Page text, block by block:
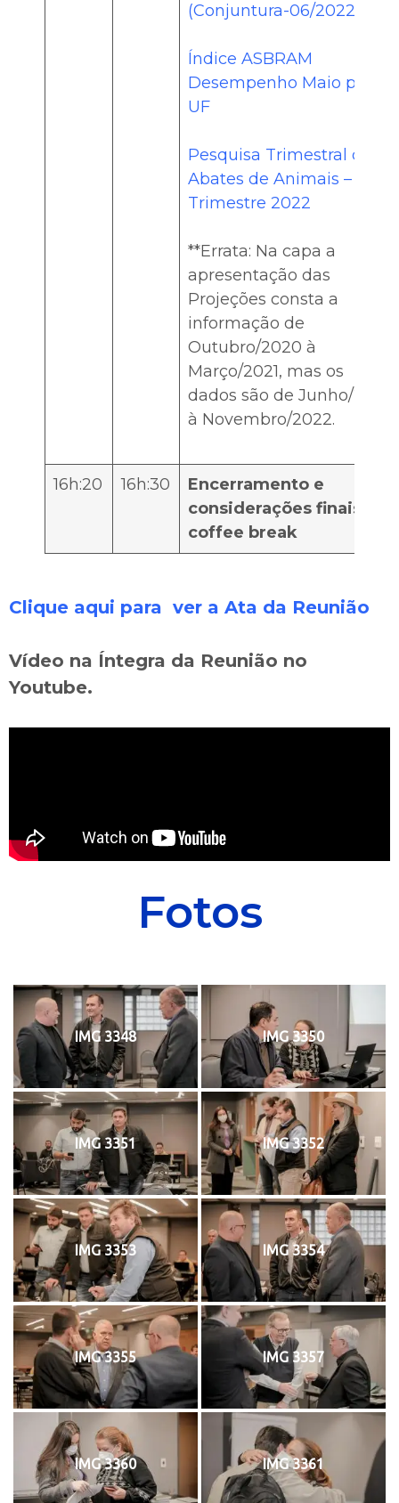
(Conjuntura-06/2022)
Índice ASBRAM
Desempenho Maio por
UF
Pesquisa Trimestral do
Abates de Animais – 1º
Trimestre 2022
**Errata: Na capa a
apresentação das
Projeções consta a
informação de
Outubro/2020 à
Março/2021, mas os
dados são de Junho/2021
à Novembro/2022.
16h:20 16h:30
Encerramento e
considerações finais /
coffee break
Clique aqui para ver a Ata da Reunião
Vídeo na Íntegra da Reunião no
Youtube.
Fotos
IMG 3348 IMG 3350
IMG 3351 IMG 3352
IMG 3353 IMG 3354
IMG 3355 IMG 3357
IMG 3360 IMG 3361